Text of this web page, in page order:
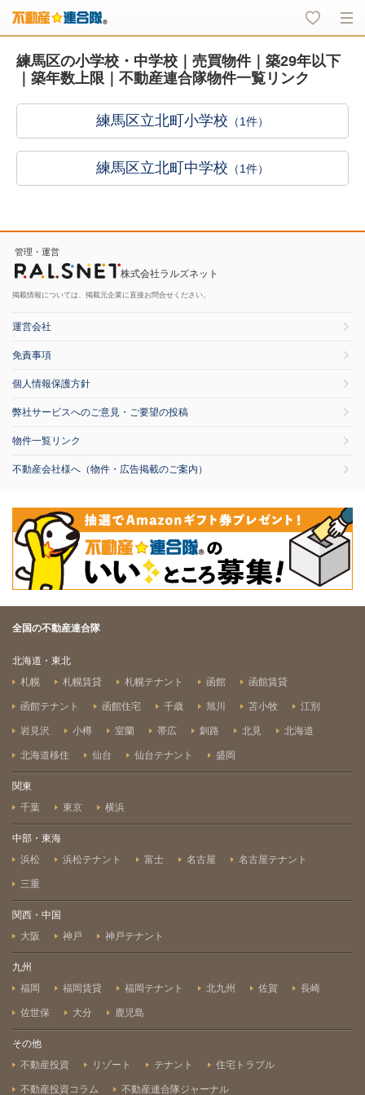
練馬区の小学校・中学校｜売買物件｜築29年以下
｜築年数上限｜不動産連合隊物件一覧リンク
練馬区立北町小学校 （1件）
練馬区立北町中学校 （1件）
管理・運営
株式会社ラルズネット
掲載情報については、掲載元企業に直接お問合せください。
運営会社
免責事項
個人情報保護方針
弊社サービスへのご意見・ご要望の投稿
物件一覧リンク
不動産会社様へ（物件・広告掲載のご案内）
全国の不動産連合隊
北海道・東北
札幌
札幌賃貸 札幌テナント 函館 函館賃貸
函館テナント 函館住宅 千歳 旭川 苫小牧 江別
岩見沢 小樽 室蘭 帯広 釧路 北見 北海道
北海道移住 仙台 仙台テナント 盛岡
関東
千葉
東京 横浜
中部・東海
浜松
浜松テナント 富士 名古屋 名古屋テナント
三重
関西・中国
大阪
神戸 神戸テナント
九州
福岡
福岡賃貸 福岡テナント 北九州 佐賀 長崎
佐世保 大分 鹿児島
その他
不動産投資
リゾート テナント 住宅トラブル
不動産投資コラム 不動産連合隊ジャーナル